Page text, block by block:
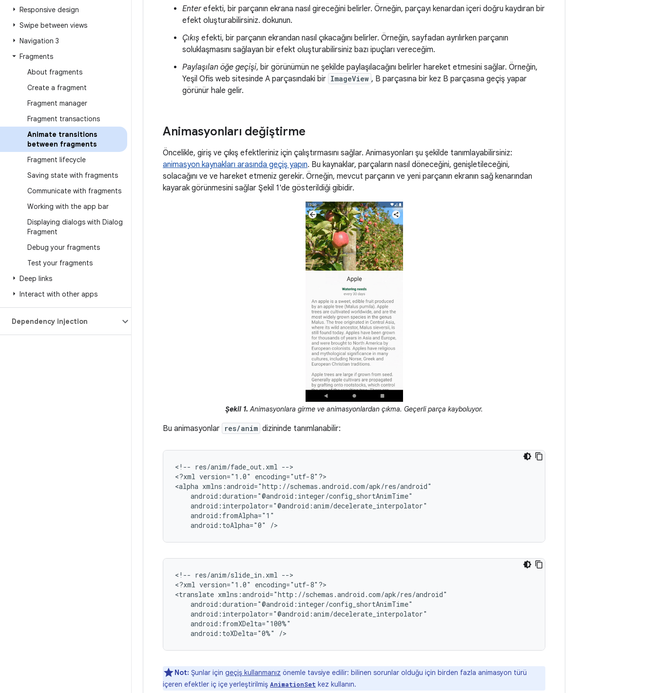
Responsive design
Swipe between views
Navigation 3
Fragments
About fragments
Create a fragment
Fragment manager
Fragment transactions
Animate transitions
between fragments
Fragment lifecycle
Saving state with fragments
Communicate with fragments
Working with the app bar
Displaying dialogs with Dialog
Fragment
Debug your fragments
Test your fragments
Deep links
Interact with other apps
Dependency injection
Enterefekti, bir parçanın ekrana nasıl gireceğini belirler. Örneğin, parçayı kenardan içeri doğru kaydıran bir
efekt oluşturabilirsiniz. dokunun.
Çıkış efekti, bir parçanın ekrandan nasıl çıkacağını belirler. Örneğin, sayfadan ayrılırken parçanın
soluklaşmasını sağlayan bir efekt oluşturabilirsiniz bazı ipuçları vereceğim.
Paylaşılan öğe geçişi, bir görünümün ne şekilde paylaşılacağını belirler hareket etmesini sağlar. Örneğin,
Yeşil Ofis web sitesinde A parçasındaki bir ImageView , B parçasına bir kez B parçasına geçiş yapar
görünür hale gelir.
Animasyonları değiştirme
Öncelikle, giriş ve çıkış efektleriniz için çalıştırmasını sağlar. Animasyonları şu şekilde tanımlayabilirsiniz:
animasyon kaynakları arasında geçiş yapın. Bu kaynaklar, parçaların nasıl döneceğini, genişletileceğini,
solacağını ve ve hareket etmeniz gerekir. Örneğin, mevcut parçanın ve yeni parçanın ekranın sağ kenarından
kayarak görünmesini sağlar Şekil 1'de gösterildiği gibidir.
Şekil 1. Animasyonlara girme ve animasyonlardan çıkma. Geçerli parça kayboluyor.
Bu animasyonlar res/anim dizininde tanımlanabilir:
<!-- res/anim/fade_out.xml -->
<?xml version="1.0"
encoding="utf-8"?>
<alpha
android:toAlpha="0"
<!-- res/anim/slide_in.xml -->
<?xml version="1.0"
encoding="utf-8"?>
<translate
android:toXDelta="0%"
Not: Şunlar için geçiş kullanmanız önemle tavsiye edilir: bilinen sorunlar olduğu için birden fazla animasyon türü
içeren efektler iç içe yerleştirilmiş AnimationSet kez kullanın.